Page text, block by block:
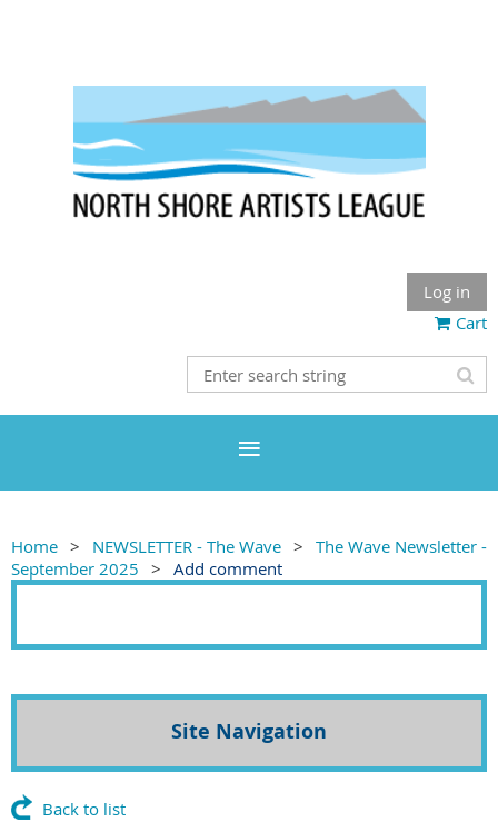
Log in
Cart
Home NEWSLETTER - The Wave
The Wave Newsletter -
September 2025
Add comment
Site Navigation
Back to list